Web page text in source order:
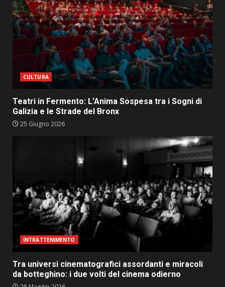
CULTURA
Teatri in Fermento: L’Anima Sospesa tra i Sogni di
Galizia e le Strade del Bronx
25 Giugno 2026
INTRATTENIMENTO
Tra universi cinematografici assordanti e miracoli
da botteghino: i due volti del cinema odierno